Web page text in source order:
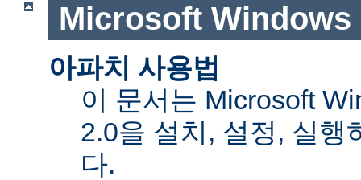
Microsoft Windows
아파치 사용법
이 문서는 Microsoft
2.0을 설치, 설정, 실행
다.